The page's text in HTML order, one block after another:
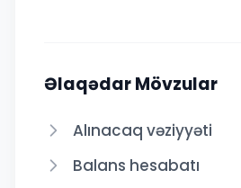
Əlaqədar Mövzular
Alınacaq vəziyyəti
Balans hesabatı